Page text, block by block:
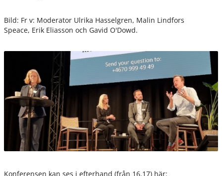
Bild: Fr v: Moderator Ulrika Hasselgren, Malin Lindfors
Speace, Erik Eliasson och Gavid O'Dowd.
Konferensen kan ses i efterhand (från 16.17) här: